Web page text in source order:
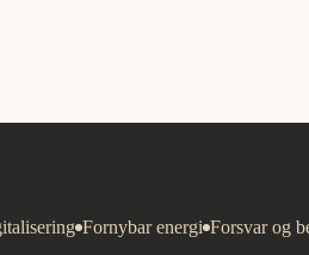
Fornybar energi Forsvar og